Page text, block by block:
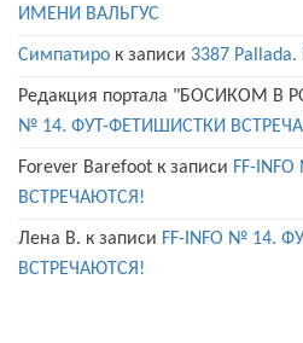
ИМЕНИ ВАЛЬГУС
Симпатиро к записи 3387 Pallada.
Редакция портала "БОСИКОМ В
№ 14. ФУТ-ФЕТИШИСТКИ
Forever Barefoot к записи FF-
ВСТРЕЧАЮТСЯ!
Лена В. к записи FF-INFO № 14.
ВСТРЕЧАЮТСЯ!